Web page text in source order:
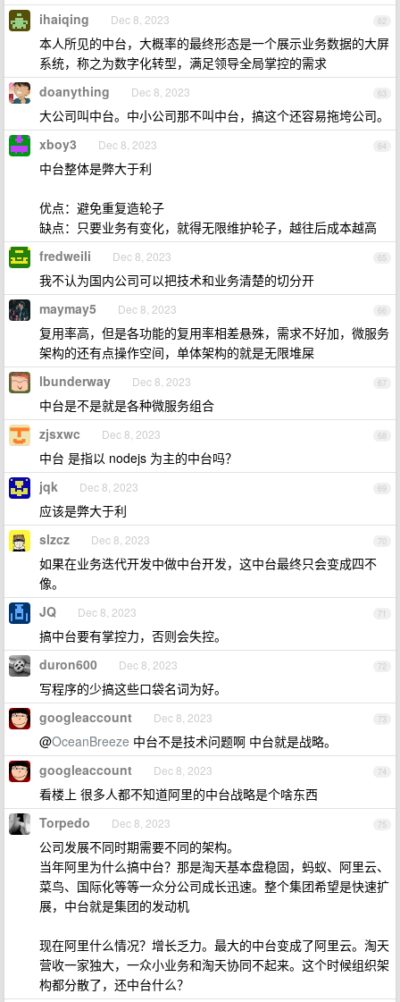
62
ihaiqing Dec 8, 2023
本人所见的中台，大概率的最终形态是一个展示业务数据的大屏
系统，称之为数字化转型，满足领导全局掌控的需求
63
doanything Dec 8, 2023
大公司叫中台。中小公司那不叫中台，搞这个还容易拖垮公司。
64
xboy3 Dec 8, 2023
中台整体是弊大于利
优点：避免重复造轮子
缺点：只要业务有变化，就得无限维护轮子，越往后成本越高
65
fredweili Dec 8, 2023
我不认为国内公司可以把技术和业务清楚的切分开
66
maymay5 Dec 8, 2023
复用率高，但是各功能的复用率相差悬殊，需求不好加，微服务
架构的还有点操作空间，单体架构的就是无限堆屎
67
lbunderway Dec 8, 2023
中台是不是就是各种微服务组合
68
zjsxwc Dec 8, 2023
中台 是指以 nodejs 为主的中台吗？
69
jqk Dec 8, 2023
应该是弊大于利
70
slzcz Dec 8, 2023
如果在业务迭代开发中做中台开发，这中台最终只会变成四不
像。
71
JQ Dec 8, 2023
搞中台要有掌控力，否则会失控。
72
duron600 Dec 8, 2023
写程序的少搞这些口袋名词为好。
73
googleaccount Dec 8, 2023
@OceanBreeze 中台不是技术问题啊 中台就是战略。
74
googleaccount Dec 8, 2023
看楼上 很多人都不知道阿里的中台战略是个啥东西
75
Torpedo Dec 8, 2023
公司发展不同时期需要不同的架构。
当年阿里为什么搞中台？那是淘天基本盘稳固，蚂蚁、阿里云、
菜鸟、国际化等等一众分公司成长迅速。整个集团希望是快速扩
展，中台就是集团的发动机
现在阿里什么情况？增长乏力。最大的中台变成了阿里云。淘天
营收一家独大，一众小业务和淘天协同不起来。这个时候组织架
构都分散了，还中台什么？